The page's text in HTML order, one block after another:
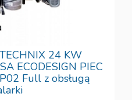
24 KW
ECODESIGN PIEC
Full z obsługą